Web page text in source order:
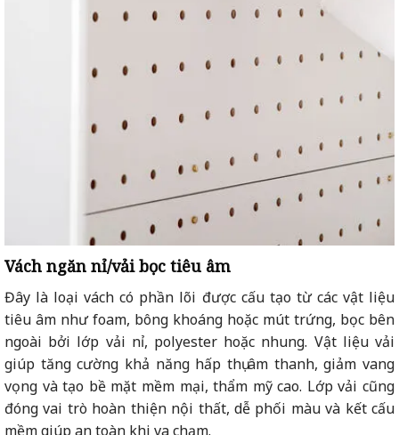
Vách ngăn nỉ/vải bọc tiêu âm
Đây là loại vách có phần lõi được cấu tạo từ các vật liệu
tiêu âm như foam, bông khoáng hoặc mút trứng, bọc bên
ngoài bởi lớp vải nỉ, polyester hoặc nhung. Vật liệu vải
giúp tăng cường khả năng hấp thụ âm thanh, giảm vang
vọng và tạo bề mặt mềm mại, thẩm mỹ cao. Lớp vải cũng
đóng vai trò hoàn thiện nội thất, dễ phối màu và kết cấu
mềm giúp an toàn khi va chạm.